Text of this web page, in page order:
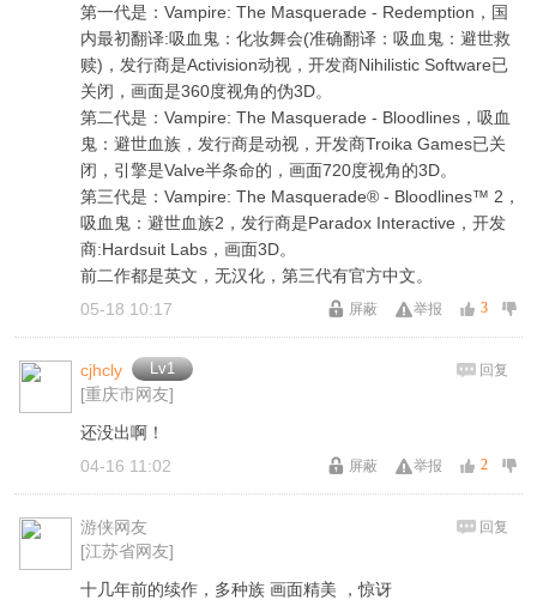
第一代是：Vampire: The Masquerade - Redemption，国
内最初翻译:吸血鬼：化妆舞会(准确翻译：吸血鬼：避世救
赎)，发行商是Activision动视，开发商Nihilistic Software已
关闭，画面是360度视角的伪3D。
第二代是：Vampire: The Masquerade - Bloodlines，吸血
鬼：避世血族，发行商是动视，开发商Troika Games已关
闭，引擎是Valve半条命的，画面720度视角的3D。
第三代是：Vampire: The Masquerade® - Bloodlines™ 2，
吸血鬼：避世血族2，发行商是Paradox Interactive，开发
商:Hardsuit Labs，画面3D。
前二作都是英文，无汉化，第三代有官方中文。
3
举报
屏蔽
05-18 10:17
cjhcly Lv1
[重庆市网友]
回复
还没出啊！
2
举报
屏蔽
04-16 11:02
游侠网友
[江苏省网友]
回复
十几年前的续作，多种族 画面精美 ，惊讶